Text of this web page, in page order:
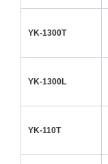
YK-1300T
YK-1300L
YK-110T